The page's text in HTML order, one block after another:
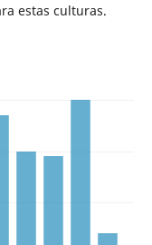
estas culturas.